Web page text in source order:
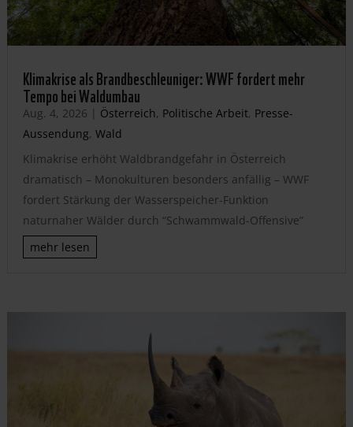
Klimakrise als Brandbeschleuniger: WWF fordert mehr
Tempo bei Waldumbau
Aug. 4, 2026 | Österreich, Politische Arbeit, Presse-
Aussendung, Wald
Klimakrise erhöht Waldbrandgefahr in Österreich
dramatisch – Monokulturen besonders anfällig – WWF
fordert Stärkung der Wasserspeicher-Funktion
naturnaher Wälder durch “Schwammwald-Offensive”
mehr lesen